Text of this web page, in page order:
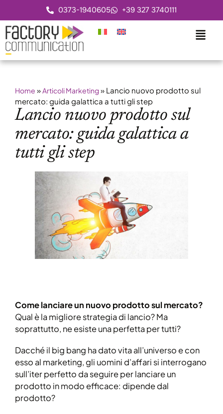
0373-1940605 +39 327 3740111
Home »Articoli Marketing» Lancio nuovo prodotto sul
mercato: guida galattica a tutti gli step
Lancio nuovo prodotto sul
mercato: guida galattica a
tutti gli step
Come lanciare un nuovo prodotto sul mercato?
Qual è la migliore strategia di lancio? Ma
soprattutto, ne esiste una perfetta per tutti?
Dacché il big bang ha dato vita all’universo e con
esso al marketing, gli uomini d’affari si interrogano
sull’iter perfetto da seguire per lanciare un
prodotto in modo efficace: dipende dal
prodotto?